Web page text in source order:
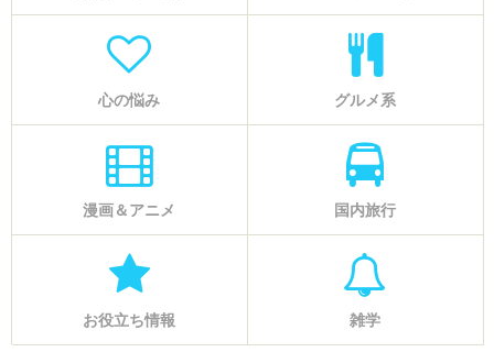
心の悩み グルメ系
漫画＆アニメ 国内旅行
お役立ち情報 雑学